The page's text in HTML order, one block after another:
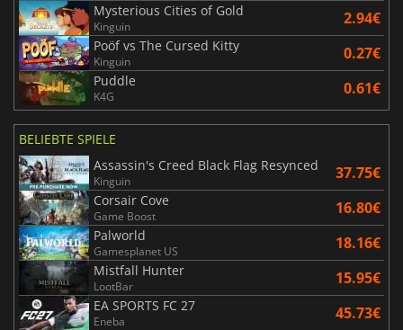
Mysterious Cities of Gold
Kinguin 2.94€
Poöf vs The Cursed Kitty
Kinguin 0.27€
Puddle
K4G 0.61€
BELIEBTE SPIELE
Assassin's Creed Black Flag Resynced
Kinguin 37.75€
Corsair Cove
Game Boost 16.80€
Palworld
Gamesplanet US 18.16€
Mistfall Hunter
LootBar 15.95€
EA SPORTS FC 27
Eneba 45.73€